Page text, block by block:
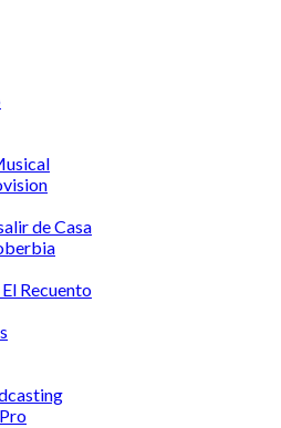
de Casa
Recuento